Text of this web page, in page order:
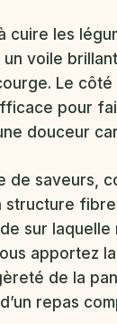
cuire les
un voile
Le
pour
douceur
de saveurs,
structure
sur laquelle
apportez
de la
repas